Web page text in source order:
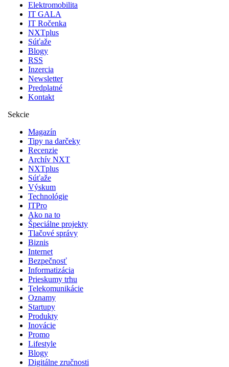
Elektromobilita
IT GALA
IT Ročenka
NXTplus
Súťaže
Blogy
RSS
Inzercia
Newsletter
Predplatné
Kontakt
Sekcie
Magazín
Tipy na darčeky
Recenzie
Archív NXT
NXTplus
Súťaže
Výskum
Technológie
ITPro
Ako na to
Špeciálne projekty
Tlačové správy
Biznis
Internet
Bezpečnosť
Informatizácia
Prieskumy trhu
Telekomunikácie
Oznamy
Startupy
Produkty
Inovácie
Promo
Lifestyle
Blogy
Digitálne zručnosti